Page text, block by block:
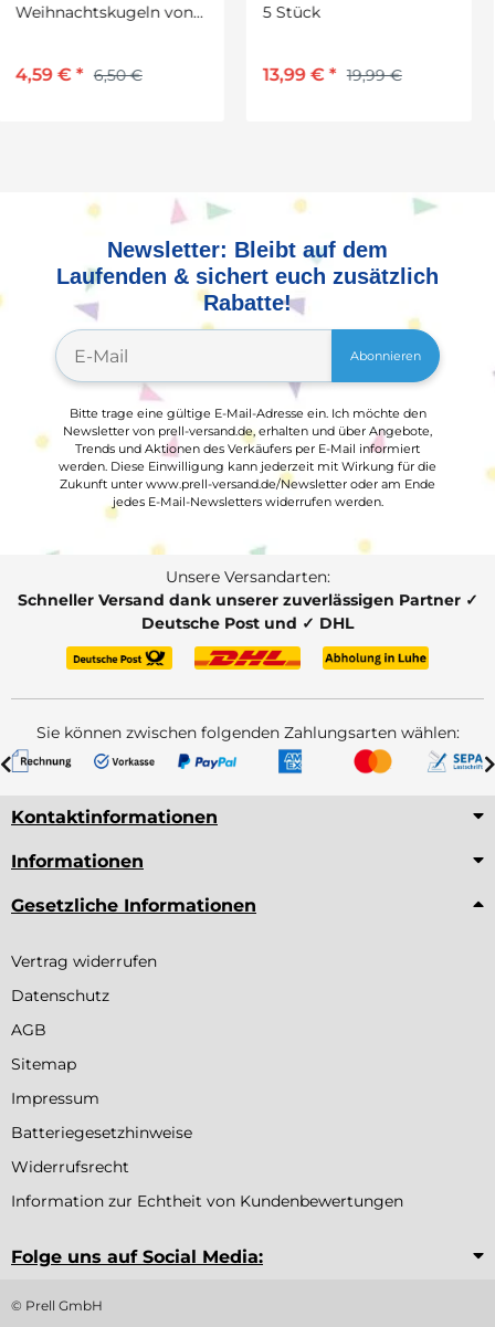
5 Stück
13,99 €*
Newsletter: Bleibt auf dem
Laufenden & sichert euch zusätzlich
Rabatte!
Abonnieren
Bitte trage eine gültige E-Mail-Adresse ein. Ich möchte den
Newsletter von prell-versand.de, erhalten und über Angebote,
Trends und Aktionen des Verkäufers per E-Mail informiert
werden. Diese Einwilligung kann jederzeit mit Wirkung für die
Zukunft unter www.prell-versand.de/Newsletter oder am Ende
jedes E-Mail-Newsletters widerrufen werden.
Unsere Versandarten:
Schneller Versand dank unserer zuverlässigen Partner ✓
Deutsche Post und ✓ DHL
Sie können zwischen folgenden Zahlungsarten wählen:
Kontaktinformationen
Informationen
Gesetzliche Informationen
Vertrag widerrufen
Datenschutz
AGB
Sitemap
Impressum
Batteriegesetzhinweise
Widerrufsrecht
Information zur Echtheit von Kundenbewertungen
Folge uns auf Social Media:
© Prell GmbH